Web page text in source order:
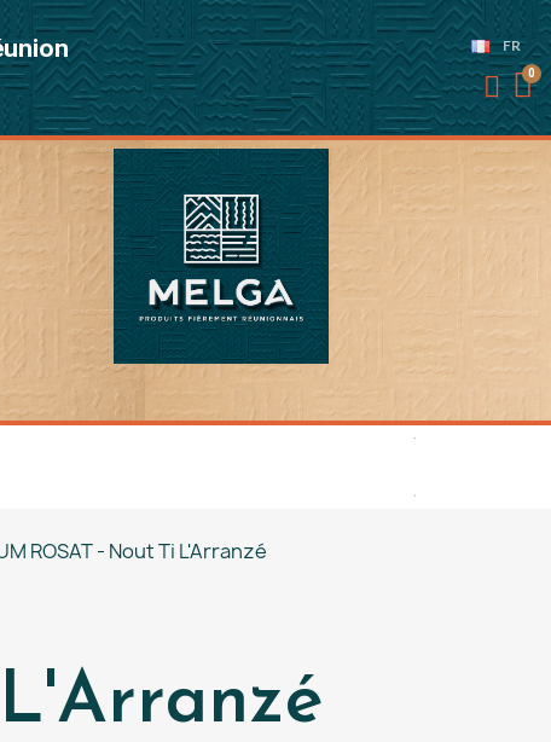
FR
ROSAT - Nout Ti L'Arranzé